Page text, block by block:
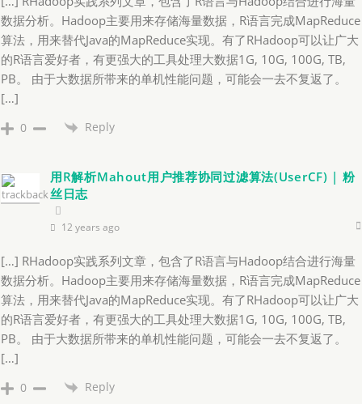
数据分析。Hadoop主要用来存储海量数据，R语言完成MapReduce
算法，用来替代Java的MapReduce实现。有了RHadoop可以让广大
的R语言爱好者，有更强大的工具处理大数据1G, 10G, 100G, TB,
PB。 由于大数据所带来的单机性能问题，可能会一去不复返了。
[…]
0 Reply
用R解析Mahout用户推荐协同过滤算法(UserCF) | 粉
丝日志
12 years ago
[…] RHadoop实践系列文章，包含了R语言与Hadoop结合进行海量
数据分析。Hadoop主要用来存储海量数据，R语言完成MapReduce
算法，用来替代Java的MapReduce实现。有了RHadoop可以让广大
的R语言爱好者，有更强大的工具处理大数据1G, 10G, 100G, TB,
PB。 由于大数据所带来的单机性能问题，可能会一去不复返了。
[…]
0 Reply